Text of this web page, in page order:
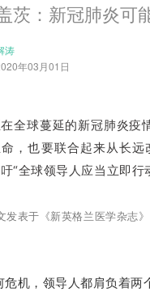
茨：新冠肺炎可
涛
年03月01日
全球蔓延的新冠肺炎疫
，也要联合起来从长
“全球领导人应当立即行
发表于《新英格兰医学杂志
危机，领导人都肩负着两